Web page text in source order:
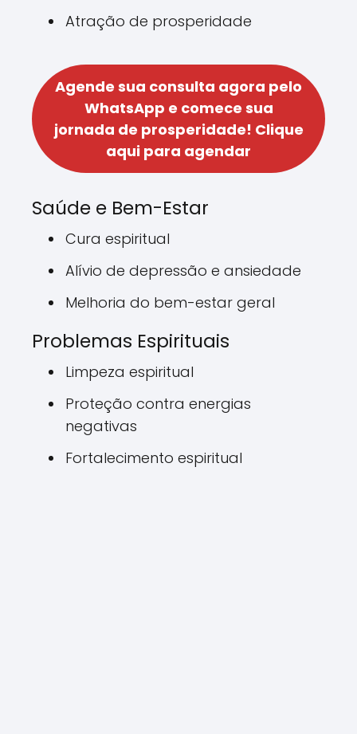
Atração de prosperidade
Agende sua consulta agora pelo
WhatsApp e comece sua
jornada de prosperidade! Clique
aqui para agendar
Saúde e Bem-Estar
Cura espiritual
Alívio de depressão e ansiedade
Melhoria do bem-estar geral
Problemas Espirituais
Limpeza espiritual
Proteção contra energias
negativas
Fortalecimento espiritual